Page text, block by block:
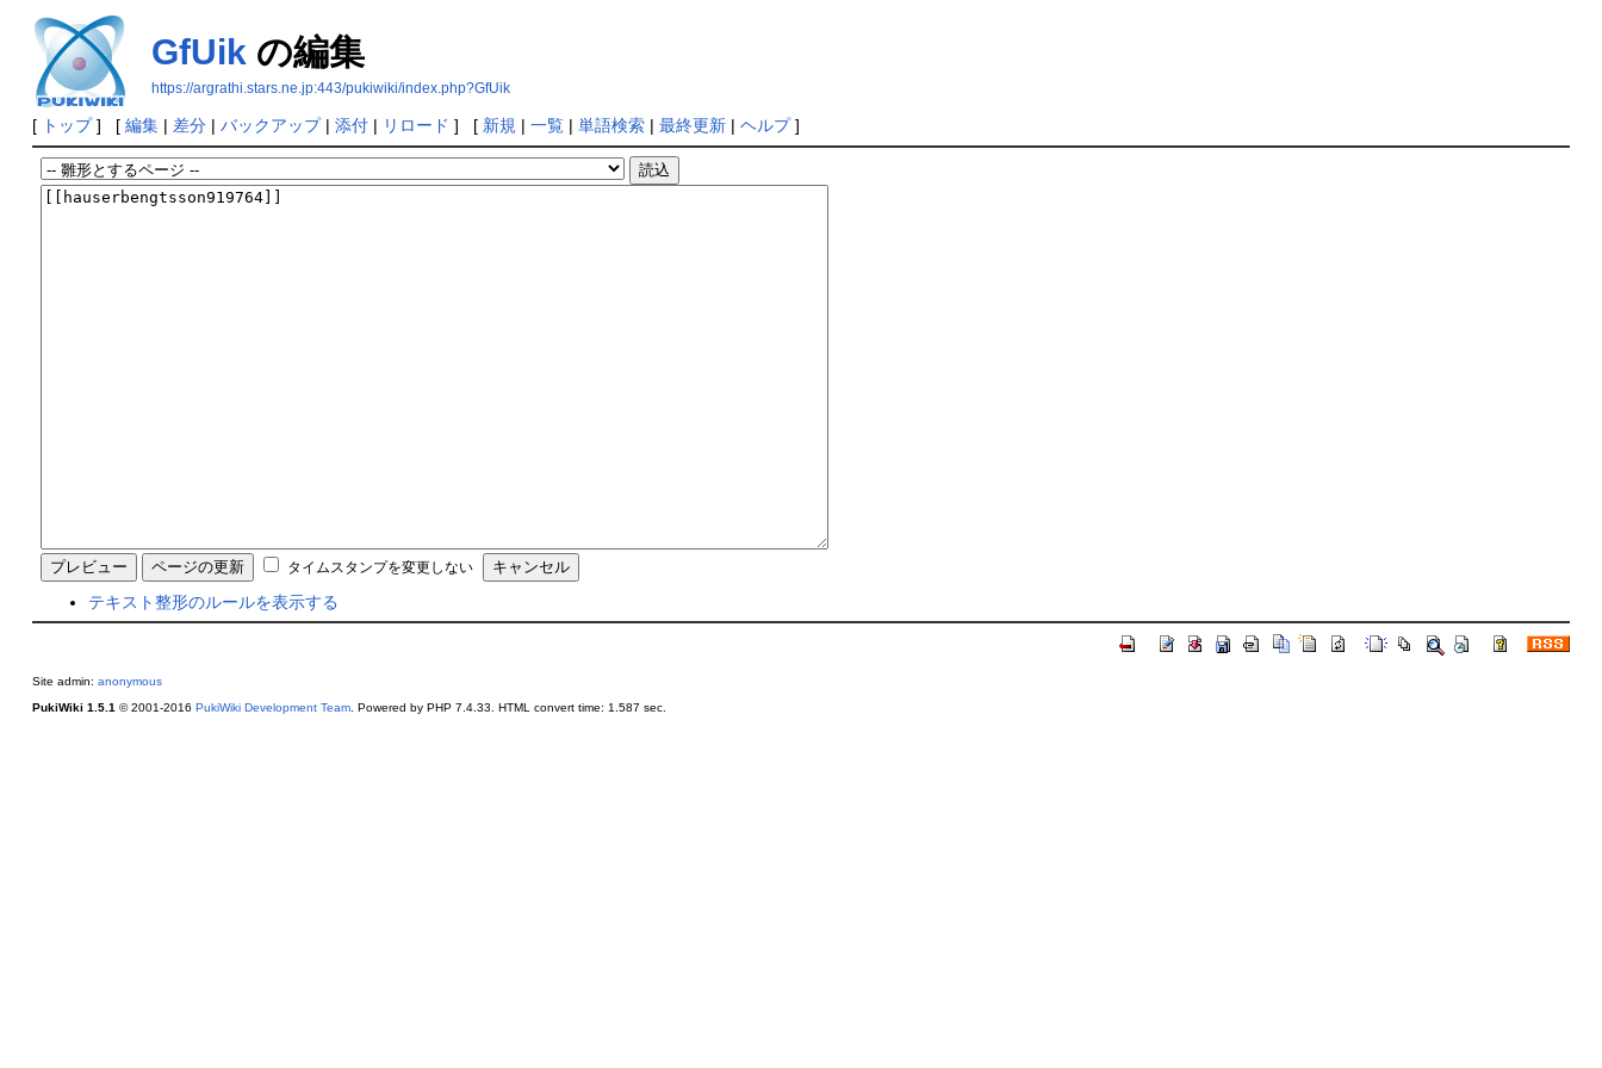
GfUik の編集
https://argrathi.stars.ne.jp:443/pukiwiki/index.php?GfUik
[ トップ] [ 編集| 差分| バックアップ| 添付| リロード ] [ 新規 | 一覧| 単語検索| 最終更新| ヘルプ]
タイムスタンプを変更しない
テキスト整形のルールを表示する
Site admin: anonymous
PukiWiki 1.5.1 © 2001-2016 PukiWiki Development Team. Powered by PHP 7.4.33. HTML convert time: 1.587 sec.